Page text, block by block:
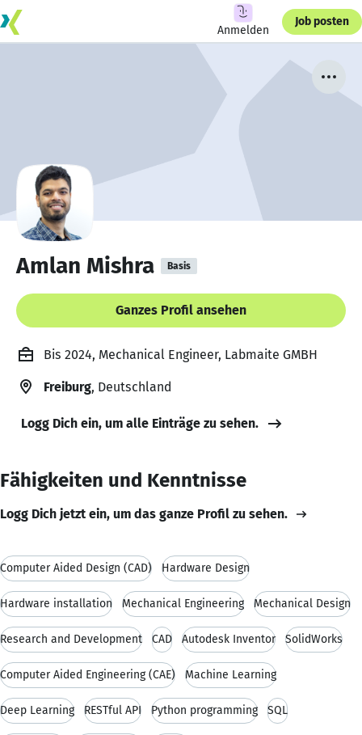
Anmelden
Job posten
Amlan Mishra Basis
Ganzes Profil ansehen
Bis 2024, Mechanical Engineer, Labmaite GMBH
Freiburg, Deutschland
Logg Dich ein, um alle Einträge zu sehen.
Fähigkeiten und Kenntnisse
Logg Dich jetzt ein, um das ganze Profil zu sehen.
Computer Aided Design (CAD) Hardware Design
Hardware installation Mechanical Engineering Mechanical Design
Research and Development CAD Autodesk Inventor SolidWorks
Computer Aided Engineering (CAE) Machine Learning
Deep Learning RESTful API Python programming SQL